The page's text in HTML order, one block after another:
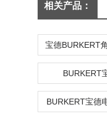
相关产品：
BURKERT
BURKERT宝德